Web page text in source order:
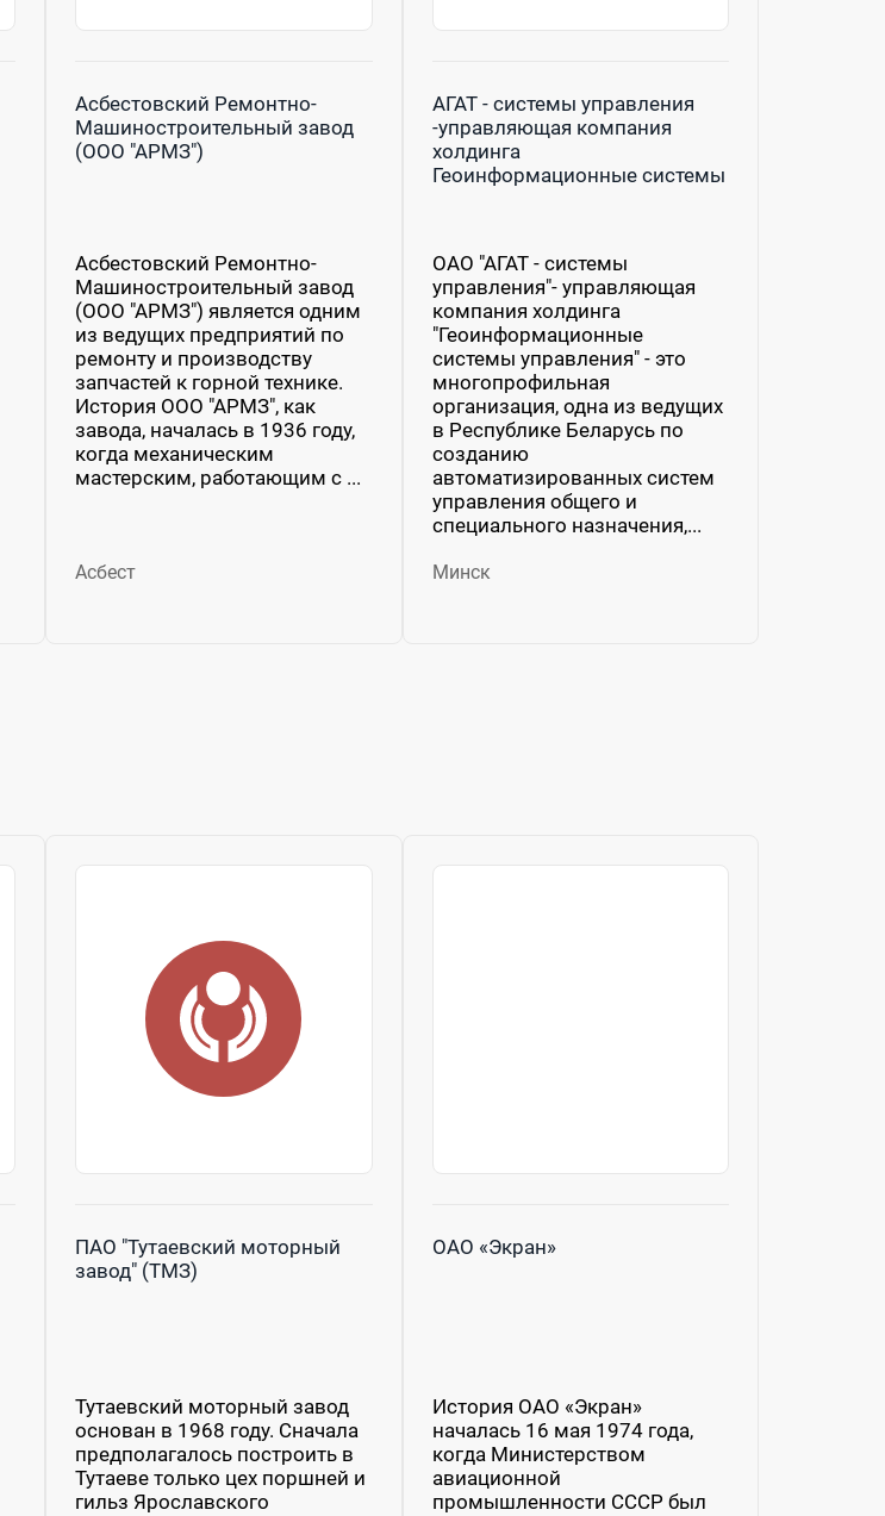
Асбестовский Ремонтно-
Машиностроительный завод
(ООО "АРМЗ")
Асбестовский Ремонтно-
Машиностроительный завод
(ООО "АРМЗ") является одним
из ведущих предприятий по
ремонту и производству
запчастей к горной технике.
История ООО "АРМЗ", как
завода, началась в 1936 году,
когда механическим
мастерским, работающим с ...
Асбест
АГАТ - системы управления
-управляющая компания
холдинга
Геоинформационные системы
ОАО "АГАТ - системы
управления"- управляющая
компания холдинга
"Геоинформационные
системы управления" - это
многопрофильная
организация, одна из ведущих
в Республике Беларусь по
созданию
автоматизированных систем
управления общего и
специального назначения,...
Минск
ПАО "Тутаевский моторный
завод" (ТМЗ)
Тутаевский моторный завод
основан в 1968 году. Сначала
предполагалось построить в
Тутаеве только цех поршней и
гильз Ярославского
ОАО «Экран»
История ОАО «Экран»
началась 16 мая 1974 года,
когда Министерством
авиационной
промышленности СССР был